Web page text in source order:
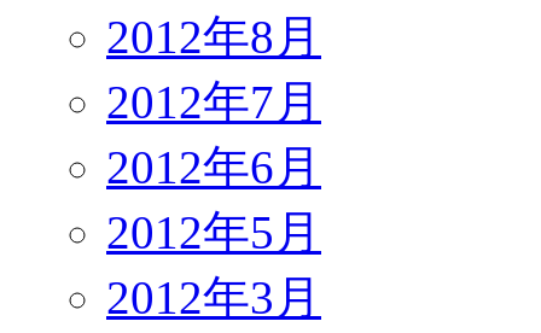
2012年8月
2012年7月
2012年6月
2012年5月
2012年3月